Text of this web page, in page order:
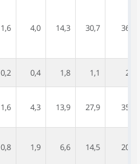
1,6 4,0 14,3 30,7 36,3
0,2 0,4 1,8 1,1 2,0
1,6 4,3 13,9 27,9 35,8
0,8 1,9 6,6 14,5 20,7